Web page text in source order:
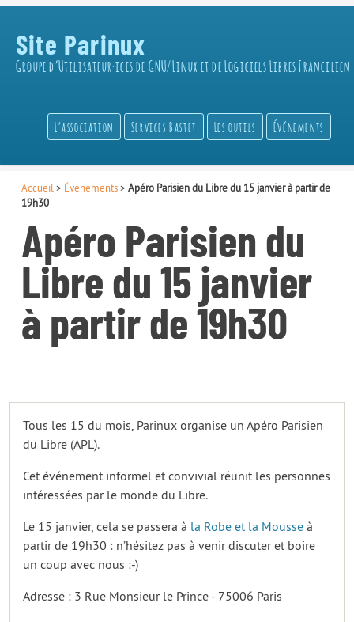
Site Parinux
Groupe d’Utilisateur·ices de GNU/Linux et de Logiciels Libres Francilien
L’association Services Bastet Les outils Événements
Accueil > Événements> Apéro Parisien du Libre du 15 janvier à partir de
19h30
Apéro Parisien du
Libre du 15 janvier
à partir de 19h30
Tous les 15 du mois, Parinux organise un Apéro Parisien
du Libre (APL).
Cet événement informel et convivial réunit les personnes
intéressées par le monde du Libre.
Le 15 janvier, cela se passera à la Robe et la Mousse à
partir de 19h30 : n’hésitez pas à venir discuter et boire
un coup avec nous :-)
Adresse : 3 Rue Monsieur le Prince - 75006 Paris